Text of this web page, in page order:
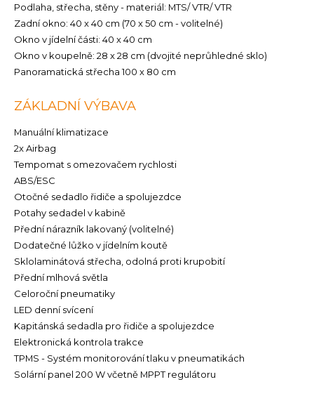
Podlaha, střecha, stěny - materiál: MTS/ VTR/ VTR
Zadní okno: 40 x 40 cm (70 x 50 cm - volitelné)
Okno v jídelní části: 40 x 40 cm
Okno v koupelně: 28 x 28 cm (dvojité neprůhledné sklo)
Panoramatická střecha 100 x 80 cm
ZÁKLADNÍ VÝBAVA
Manuální klimatizace
2x Airbag
Tempomat s omezovačem rychlosti
ABS/ESC
Otočné sedadlo řidiče a spolujezdce
Potahy sedadel v kabině
Přední nárazník lakovaný (volitelné)
Dodatečné lůžko v jídelním koutě
Sklolaminátová střecha, odolná proti krupobití
Přední mlhová světla
Celoroční pneumatiky
LED denní svícení
Kapitánská sedadla pro řidiče a spolujezdce
Elektronická kontrola trakce
TPMS - Systém monitorování tlaku v pneumatikách
Solární panel 200 W včetně MPPT regulátoru